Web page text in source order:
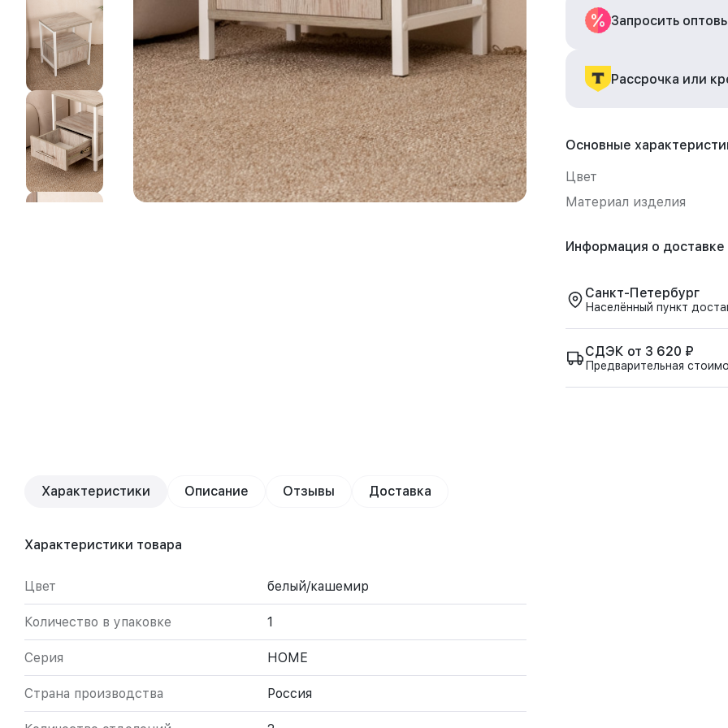
Запросить
Рассрочка или
Основные
Цвет
Материал изделия
Информация о доставке
Санкт-Петербург
Населённый пункт
СДЭК от 3 620 ₽
Предварительная
Характеристики Описание Отзывы Доставка
Характеристики товара
Цвет белый/кашемир
Количество в упаковке 1
Серия HOME
Страна производства Россия